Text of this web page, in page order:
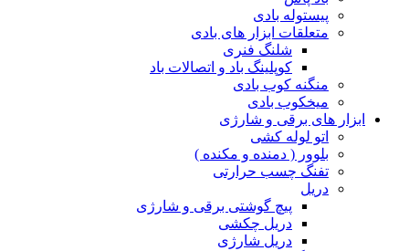
پیستوله بادی
متعلقات ابزار های بادی
شلنگ فنری
کوپلینگ باد و اتصالات باد
منگنه کوب بادی
میخکوب بادی
ابزار های برقی و شارژی
اتو لوله کشی
بلوور ( دمنده و مکنده )
تفنگ چسب حرارتی
دریل
پیچ گوشتی برقی و شارژی
دریل چکشی
دریل شارژی